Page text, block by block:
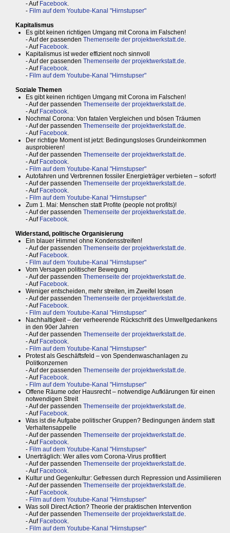
- Auf Facebook.
- Film auf dem Youtube-Kanal "Hirnstupser"
Kapitalismus
Es gibt keinen richtigen Umgang mit Corona im Falschen!
- Auf der passenden Themenseite der projektwerkstatt.de.
- Auf Facebook.
Kapitalismus ist weder effizient noch sinnvoll
- Auf der passenden Themenseite der projektwerkstatt.de.
- Auf Facebook.
- Film auf dem Youtube-Kanal "Hirnstupser"
Soziale Themen
Es gibt keinen richtigen Umgang mit Corona im Falschen!
- Auf der passenden Themenseite der projektwerkstatt.de.
- Auf Facebook.
Nochmal Corona: Von fatalen Vergleichen und bösen Träumen
- Auf der passenden Themenseite der projektwerkstatt.de.
- Auf Facebook.
Der richtige Moment ist jetzt: Bedingungsloses Grundeinkommen
ausprobieren!
- Auf der passenden Themenseite der projektwerkstatt.de.
- Auf Facebook.
- Film auf dem Youtube-Kanal "Hirnstupser"
Autofahren und Verbrennen fossiler Energieträger verbieten – sofort!
- Auf der passenden Themenseite der projektwerkstatt.de.
- Auf Facebook.
- Film auf dem Youtube-Kanal "Hirnstupser"
Zum 1. Mai: Menschen statt Profite (people not profits)!
- Auf der passenden Themenseite der projektwerkstatt.de.
- Auf Facebook.
Widerstand, politische Organisierung
Ein blauer Himmel ohne Kondensstreifen!
- Auf der passenden Themenseite der projektwerkstatt.de.
- Auf Facebook.
- Film auf dem Youtube-Kanal "Hirnstupser"
Vom Versagen politischer Bewegung
- Auf der passenden Themenseite der projektwerkstatt.de.
- Auf Facebook.
Weniger entscheiden, mehr streiten, im Zweifel losen
- Auf der passenden Themenseite der projektwerkstatt.de.
- Auf Facebook.
- Film auf dem Youtube-Kanal "Hirnstupser"
Nachhaltigkeit – der verheerende Rückschritt des Umweltgedankens
in den 90er Jahren
- Auf der passenden Themenseite der projektwerkstatt.de.
- Auf Facebook.
- Film auf dem Youtube-Kanal "Hirnstupser"
Protest als Geschäftsfeld – von Spendenwaschanlagen zu
Politkonzernen
- Auf der passenden Themenseite der projektwerkstatt.de.
- Auf Facebook.
- Film auf dem Youtube-Kanal "Hirnstupser"
Offene Räume oder Hausrecht – notwendige Aufklärungen für einen
notwendigen Streit
- Auf der passenden Themenseite der projektwerkstatt.de.
- Auf Facebook.
Was ist die Aufgabe politischer Gruppen? Bedingungen ändern statt
Verhaltensappelle
- Auf der passenden Themenseite der projektwerkstatt.de.
- Auf Facebook.
- Film auf dem Youtube-Kanal "Hirnstupser"
Unerträglich: Wer alles vom Corona-Virus profitiert
- Auf der passenden Themenseite der projektwerkstatt.de.
- Auf Facebook.
Kultur und Gegenkultur: Gefressen durch Repression und Assimilieren
- Auf der passenden Themenseite der projektwerkstatt.de.
- Auf Facebook.
- Film auf dem Youtube-Kanal "Hirnstupser"
Was soll Direct Action? Theorie der praktischen Intervention
- Auf der passenden Themenseite der projektwerkstatt.de.
- Auf Facebook.
- Film auf dem Youtube-Kanal "Hirnstupser"